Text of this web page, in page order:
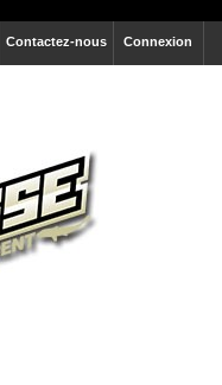
Connexion
Contactez-nous